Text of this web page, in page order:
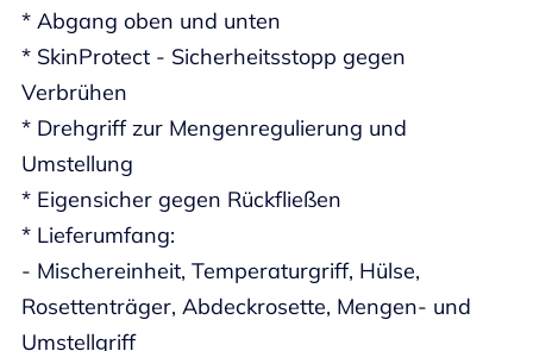
* Abgang oben und unten
* SkinProtect - Sicherheitsstopp gegen
Verbrühen
* Drehgriff zur Mengenregulierung und
Umstellung
* Eigensicher gegen Rückfließen
* Lieferumfang:
- Mischereinheit, Temperaturgriff, Hülse,
Rosettenträger, Abdeckrosette, Mengen- und
Umstellgriff